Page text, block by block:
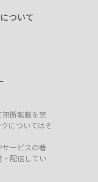
ついて
断転載を禁
についてはそ
サービスの著
配信してい